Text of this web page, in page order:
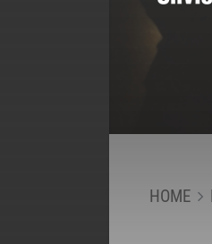
HOME